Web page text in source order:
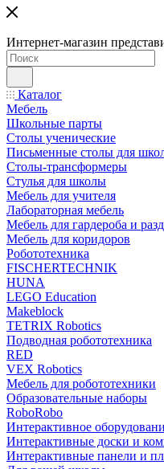
Интернет-магазин
Каталог
Мебель
Школьные парты
Столы ученические
Письменные столы для
Столы-трансформеры
Стулья для школы
Мебель для учителя
Лабораторная мебель
Мебель для гардероба и
Мебель для коридоров
Робототехника
FISCHERTECHNIK
HUNA
LEGO Education
Makeblock
TETRIX Robotics
Подводная робототехника
RED
VEX Robotics
Мебель для робототехники
Образовательные наборы
RoboRobo
Интерактивное
Интерактивные доски и
Интерактивные панели и